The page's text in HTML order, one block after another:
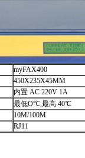
myFAX400
450X235X45MM
内置 AC 220V 1A
最低O℃,最高 40℃
10M/100M
RJ11